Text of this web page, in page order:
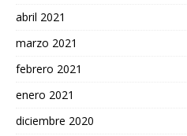
abril 2021
marzo 2021
febrero 2021
enero 2021
diciembre 2020